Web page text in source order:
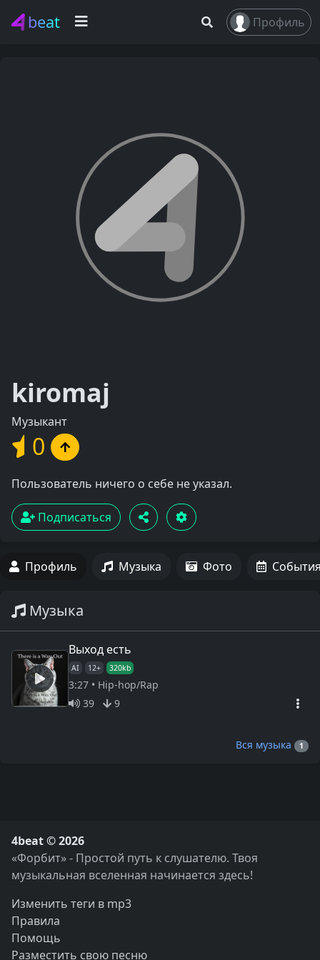
beat Профиль
kiromaj
Музыкант
0
Пользователь ничего о себе не указал.
Подписаться
Профиль Музыка Фото
Музыка
Выход есть
AI 12+ 320kb
3:27 • Hip-hop/Rap
39
9
Вся музыка 1
4beat © 2026
«Форбит» - Простой путь к слушателю. Твоя
музыкальная вселенная начинается здесь!
Изменить теги в mp3
Правила
Помощь
Разместить свою песню